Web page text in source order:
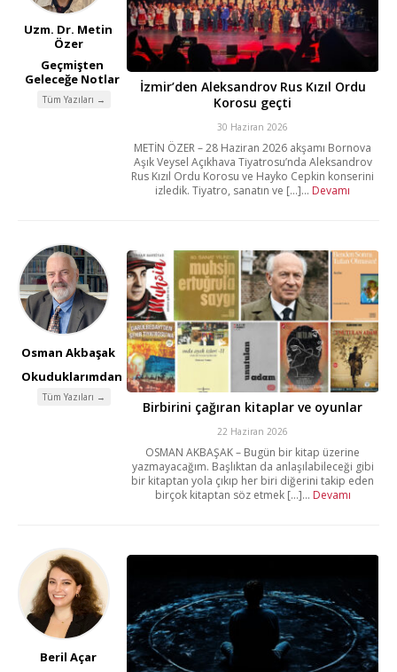
Uzm. Dr. Metin
Özer
Geçmişten
Geleceğe Notlar
Tüm Yazıları →
İzmir’den Aleksandrov Rus Kızıl Ordu
Korosu geçti
30 Haziran 2026
METİN ÖZER – 28 Haziran 2026 akşamı Bornova
Aşık Veysel Açıkhava Tiyatrosu’nda Aleksandrov
Rus Kızıl Ordu Korosu ve Hayko Cepkin konserini
izledik. Tiyatro, sanatın ve [...]... Devamı
Osman Akbaşak
Okuduklarımdan
Tüm Yazıları →
Birbirini çağıran kitaplar ve oyunlar
22 Haziran 2026
OSMAN AKBAŞAK – Bugün bir kitap üzerine
yazmayacağım. Başlıktan da anlaşılabileceği gibi
bir kitaptan yola çıkıp her biri diğerini takip eden
birçok kitaptan söz etmek [...]... Devamı
Beril Açar